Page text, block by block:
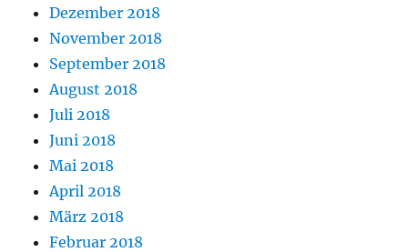
Dezember 2018
November 2018
September 2018
August 2018
Juli 2018
Juni 2018
Mai 2018
April 2018
März 2018
Februar 2018